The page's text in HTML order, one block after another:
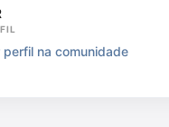
perfil na comunidade